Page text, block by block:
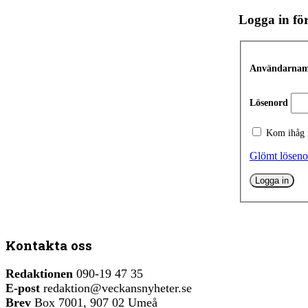
Logga in
Lösenord
Kom ihåg
Glömt
Kontakta oss
Redaktionen 090-19 47 35
E-post redaktion@veckansnyheter.se
Brev Box 7001, 907 02 Umeå